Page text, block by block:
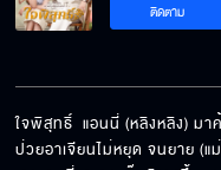
ติดตาม
ใจพิสุทธิ์  แอนนี่ (หลิงหลิง) ม
ป่วยอาเจียนไม่หยุด จนยาย (